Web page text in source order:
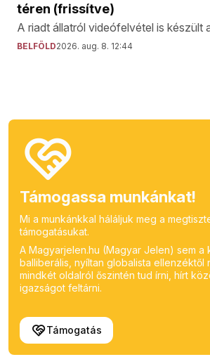
téren (frissítve)
A riadt állatról videófelvétel is készült
BELFÖLD2026. aug. 8. 12:44
Támogassa munkánkat!
Mi a munkánkkal háláljuk meg a
támogatásukat.
A Magyarjelen.hu (Magyar Jelen) sem a
balliberális, nyíltan globalista ellenzéktől
mindkét oldalról őszintén tud írni, hírt
igazságot feltárni.
Támogatás